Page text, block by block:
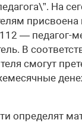
На
присвоена
— педагог-
В
смогут
определят